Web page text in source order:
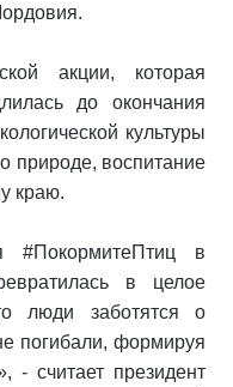
акции, которая
до окончания
культуры
природе, воспитание
краю.
#ПокормитеПтиц в
в целое
люди заботятся о
погибали, формируя
- считает президент